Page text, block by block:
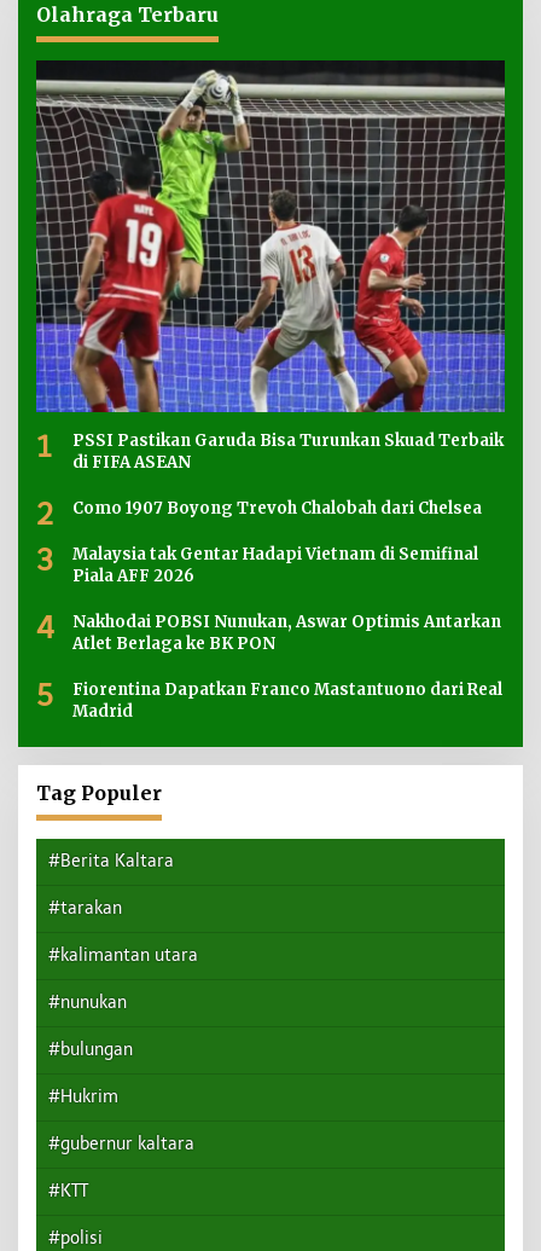
Olahraga Terbaru
1
PSSI Pastikan Garuda Bisa Turunkan Skuad Terbaik
di FIFA ASEAN
2 Como 1907 Boyong Trevoh Chalobah dari Chelsea
3
Malaysia tak Gentar Hadapi Vietnam di Semifinal
Piala AFF 2026
4
Nakhodai POBSI Nunukan, Aswar Optimis Antarkan
Atlet Berlaga ke BK PON
5
Fiorentina Dapatkan Franco Mastantuono dari Real
Madrid
Tag Populer
#Berita Kaltara
#tarakan
#kalimantan utara
#nunukan
#bulungan
#Hukrim
#gubernur kaltara
#KTT
#polisi